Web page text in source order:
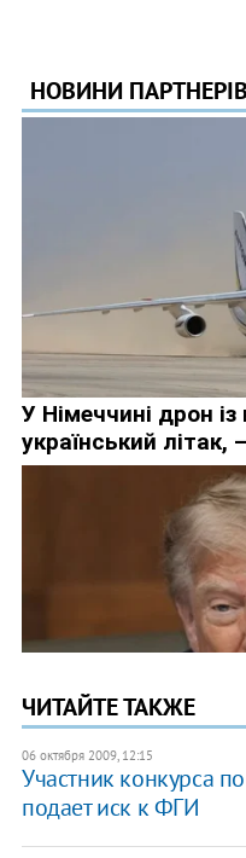
ЧИТАЙТЕ ТАКЖЕ
06 октября 2009, 12:15
Участник конкурса
подает иск к ФГИ